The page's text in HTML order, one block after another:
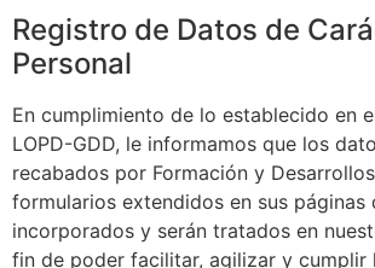
Registro de Datos de
Personal
En cumplimiento de lo establecido en
LOPD-GDD, le informamos que los
recabados por Formación y Desarrollos
formularios extendidos en sus páginas
incorporados y serán tratados en
fin de poder facilitar, agilizar y cumplir